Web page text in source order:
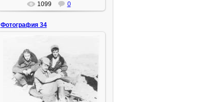
1099 0
Фотография 34
02.08.2015
ИгорьМ